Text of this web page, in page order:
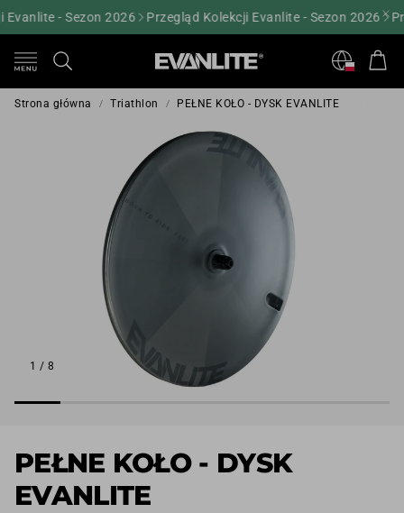
- Sezon 2026 Przegląd Kolekcji Evanlite - Sezon 2026
Szukaj
Strona główna Triathlon PEŁNE KOŁO - DYSK EVANLITE
1 / 8
PEŁNE KOŁO - DYSK
EVANLITE